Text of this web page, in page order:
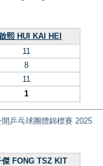
熙 HUI KAI HEI
11
8
11
1
乒乓球團體錦標賽 2025
傑 FONG TSZ KIT